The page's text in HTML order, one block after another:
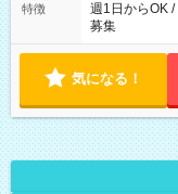
特徴
週1日からOK
募集
気になる！